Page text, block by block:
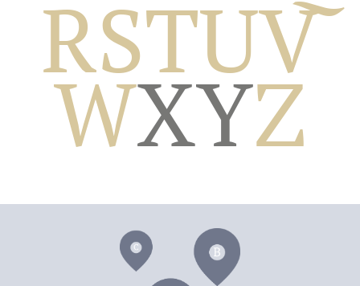
RSTUV
WXYZ